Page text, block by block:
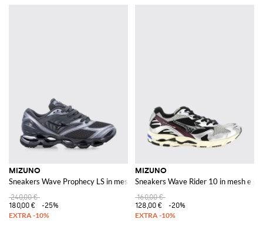
MIZUNO
Sneakers Wave Prophecy LS in mesh e gomma
240,00 €
180,00 €
-25%
MIZUNO
Sneakers Wave Rider 10 in mesh e
160,00 €
128,00 €
-20%